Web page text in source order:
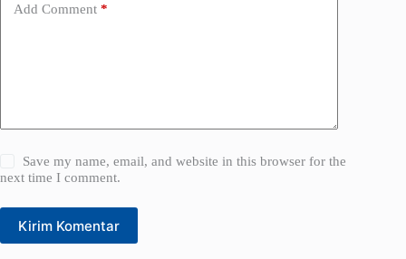
Add Comment *
Save my name, email, and website in this browser for the
next time I comment.
Kirim Komentar